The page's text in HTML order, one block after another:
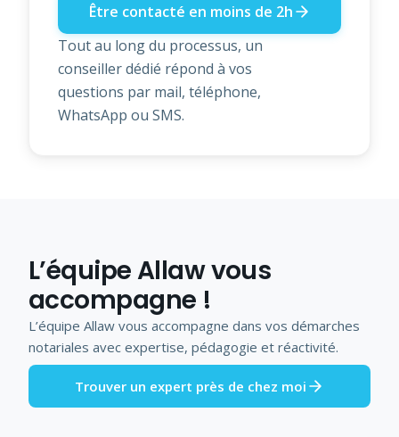
Être contacté en moins de 2h
Tout au long du processus, un
conseiller dédié répond à vos
questions par mail, téléphone,
WhatsApp ou SMS.
L’équipe Allaw vous
accompagne !
L’équipe Allaw vous accompagne dans vos démarches
notariales avec expertise, pédagogie et réactivité.
Trouver un expert près de chez moi